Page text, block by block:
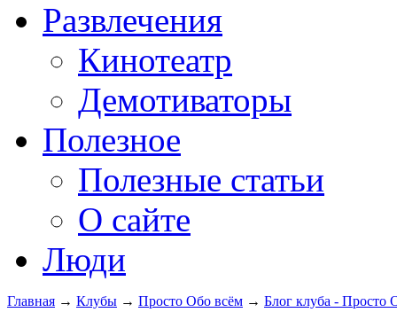
Развлечения
Кинотеатр
Демотиваторы
Полезное
Полезные статьи
О сайте
Люди
Главная → Клубы → Просто Обо всём → Блог клуба - Просто